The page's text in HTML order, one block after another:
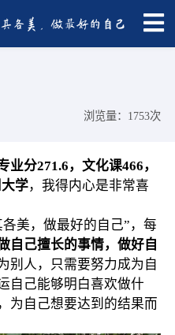
浏览量：1753次
业分271.6，文化课466，
学，我得内心是非常喜
美，做最好的自己”，每
自己擅长的事情，做好自
别人，只需要努力成为自
自己能够明白喜欢做什
为自己想要达到的结果而